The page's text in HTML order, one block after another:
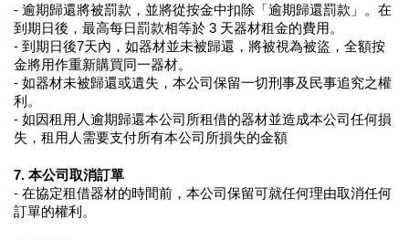
- 逾期歸還將被罰款，並將從按金中扣除「逾期歸還罰款」。在
到期日後，最高每日罰款相等於 3 天器材租金的費用。
- 到期日後7天內，如器材並未被歸還，將被視為被盜，全額按
金將用作重新購買同一器材。
- 如器材未被歸還或遺失，本公司保留一切刑事及民事追究之權
利。
- 如因租用人逾期歸還本公司所租借的器材並造成本公司任何損
失，租用人需要支付所有本公司所損失的金額
7. 本公司取消訂單
- 在協定租借器材的時間前，本公司保留可就任何理由取消任何
訂單的權利。